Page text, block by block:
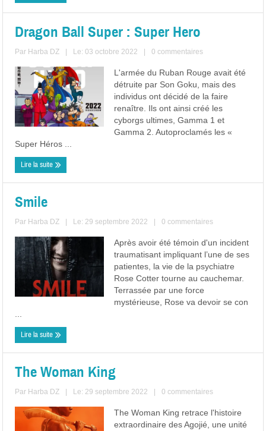
Dragon Ball Super : Super Hero
Par Harba DZ Le: 03 octobre 2022 0 commentaires
L'armée du Ruban Rouge avait été
détruite par Son Goku, mais des
individus ont décidé de la faire
renaître. Ils ont ainsi créé les
cyborgs ultimes, Gamma 1 et
Gamma 2. Autoproclamés les «
Super Héros ...
Lire la suite
Smile
Par Harba DZ Le: 29 septembre 2022 0 commentaires
Après avoir été témoin d'un incident
traumatisant impliquant l’une de ses
patientes, la vie de la psychiatre
Rose Cotter tourne au cauchemar.
Terrassée par une force
mystérieuse, Rose va devoir se con
Lire la suite
The Woman King
Par Harba DZ Le: 29 septembre 2022 0 commentaires
The Woman King retrace l'histoire
extraordinaire des Agojié, une unité